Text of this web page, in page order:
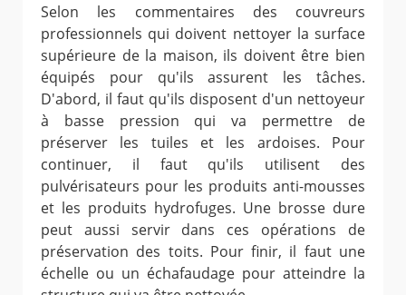
Selon les commentaires des couvreurs
professionnels qui doivent nettoyer la surface
supérieure de la maison, ils doivent être bien
équipés pour qu'ils assurent les tâches.
D'abord, il faut qu'ils disposent d'un nettoyeur
à basse pression qui va permettre de
préserver les tuiles et les ardoises. Pour
continuer, il faut qu'ils utilisent des
pulvérisateurs pour les produits anti-mousses
et les produits hydrofuges. Une brosse dure
peut aussi servir dans ces opérations de
préservation des toits. Pour finir, il faut une
échelle ou un échafaudage pour atteindre la